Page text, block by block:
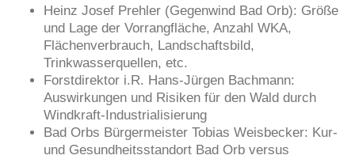
Heinz Josef Prehler (Gegenwind Bad Orb): Größe
und Lage der Vorrangfläche, Anzahl WKA,
Flächenverbrauch, Landschaftsbild,
Trinkwasserquellen, etc.
Forstdirektor i.R. Hans-Jürgen Bachmann:
Auswirkungen und Risiken für den Wald durch
Windkraft-Industrialisierung
Bad Orbs Bürgermeister Tobias Weisbecker: Kur-
und Gesundheitsstandort Bad Orb versus